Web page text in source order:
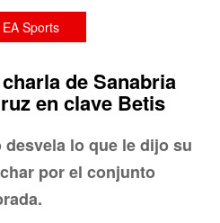
Sports
de Sanabria
en clave Betis
lo que le dijo su
por el conjunto